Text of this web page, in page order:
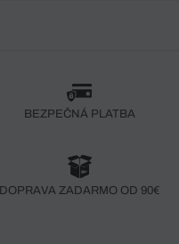
BEZPEČNÁ PLATBA
DOPRAVA ZADARMO OD 90€